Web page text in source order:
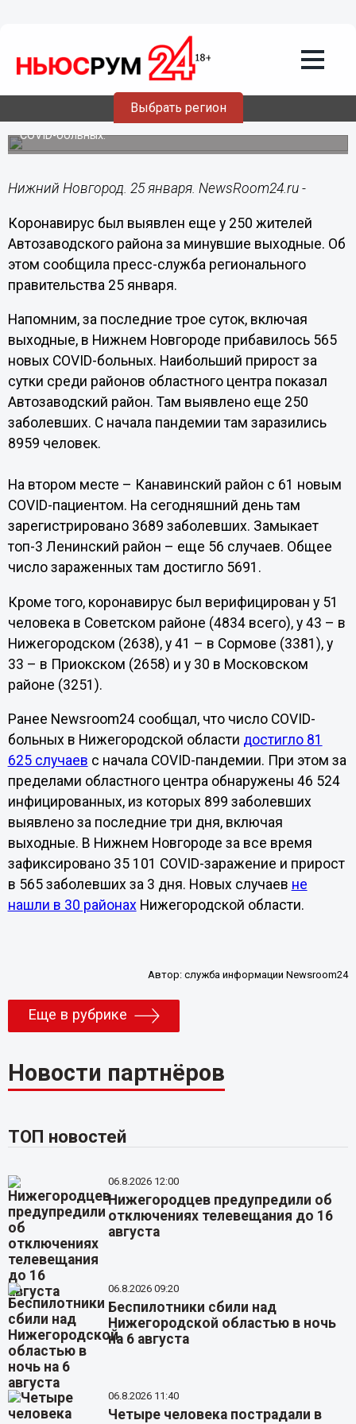
Выбрать регион
25.01.202117:38
250 жителей Автозаводского района
заболели коронавирусом в выходные
За три дня в Нижнем Новгороде прибавилось 565 новых
COVID-больных.
Нижний Новгород. 25 января. NewsRoom24.ru -
Коронавирус был выявлен еще у 250 жителей
Автозаводского района за минувшие выходные. Об
этом сообщила пресс-служба регионального
правительства 25 января.
Напомним, за последние трое суток, включая
выходные, в Нижнем Новгороде прибавилось 565
новых COVID-больных. Наибольший прирост за
сутки среди районов областного центра показал
Автозаводский район. Там выявлено еще 250
заболевших. С начала пандемии там заразились
8959 человек.
На втором месте – Канавинский район с 61 новым
COVID-пациентом. На сегодняшний день там
зарегистрировано 3689 заболевших. Замыкает
топ-3 Ленинский район – еще 56 случаев. Общее
число зараженных там достигло 5691.
Кроме того, коронавирус был верифицирован у 51
человека в Советском районе (4834 всего), у 43 – в
Нижегородском (2638), у 41 – в Сормове (3381), у
33 – в Приокском (2658) и у 30 в Московском
районе (3251).
Ранее Newsroom24 сообщал, что число COVID-
больных в Нижегородской области достигло 81
625 случаев с начала COVID-пандемии. При этом за
пределами областного центра обнаружены 46 524
инфицированных, из которых 899 заболевших
выявлено за последние три дня, включая
выходные. В Нижнем Новгороде за все время
зафиксировано 35 101 COVID-заражение и прирост
в 565 заболевших за 3 дня. Новых случаев не
нашли в 30 районахНижегородской области.
Автор:служба информации Newsroom24
Еще в рубрике
Новости партнёров
ТОП новостей
06.8.2026 12:00
Нижегородцев предупредили об
отключениях телевещания до 16
августа
06.8.2026 09:20
Беспилотники сбили над
Нижегородской областью в ночь
на 6 августа
06.8.2026 11:40
Четыре человека пострадали в